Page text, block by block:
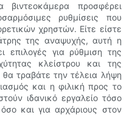
βιντεοκάμερα προσφέρει
ρυθμίσεις που
χρηστών. Είτε είστε
της αναψυχής, αυτή η
επιλογές για ρύθμιση της
κλείστρου και της
θα τραβάτε την τέλεια λήψη
και η φιλική προς το
ιδανικό εργαλείο τόσο
και για αρχάριους στον